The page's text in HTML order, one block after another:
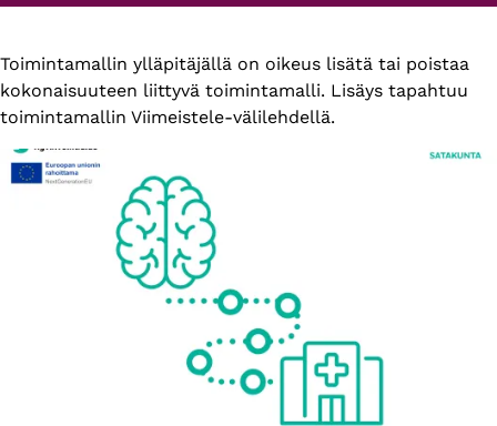
Primary
tabs
Toimintamallin ylläpitäjällä on oikeus lisätä tai poistaa
kokonaisuuteen liittyvä toimintamalli. Lisäys tapahtuu
toimintamallin Viimeistele-välilehdellä.